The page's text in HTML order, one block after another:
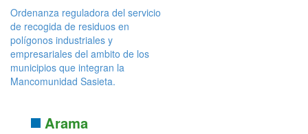
Ordenanza reguladora del servicio
de recogida de residuos en
polígonos industriales y
empresariales del ambito de los
municipios que integran la
Mancomunidad Sasieta.
Arama